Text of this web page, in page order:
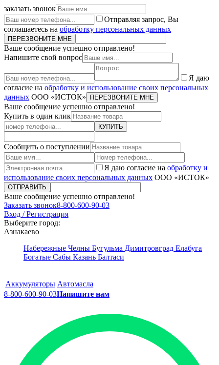
заказать звонок
Отправляя запрос, Вы
соглашаетесь на обработку персональных данных
ПЕРЕЗВОНИТЕ МНЕ
Ваше сообщение успешно отправлено!
Напишите свой вопрос
Я даю
согласие на обработку и использование своих персональных
данных ООО «ИСТОК» ПЕРЕЗВОНИТЕ МНЕ
Ваше сообщение успешно отправлено!
Купить в один клик
КУПИТЬ
Сообщить о поступлении
Я даю согласие на обработку и
использование своих персональных данных ООО «ИСТОК»
ОТПРАВИТЬ
Ваше сообщение успешно отправлено!
Заказать звонок8-800-600-90-03
Вход / Регистрация
Выберите город:
Азнакаево
Набережные Челны Бугульма Димитровград Елабуга
Богатые Сабы Казань Балтаси
Аккумуляторы Автомасла
8-800-600-90-03Напишите нам